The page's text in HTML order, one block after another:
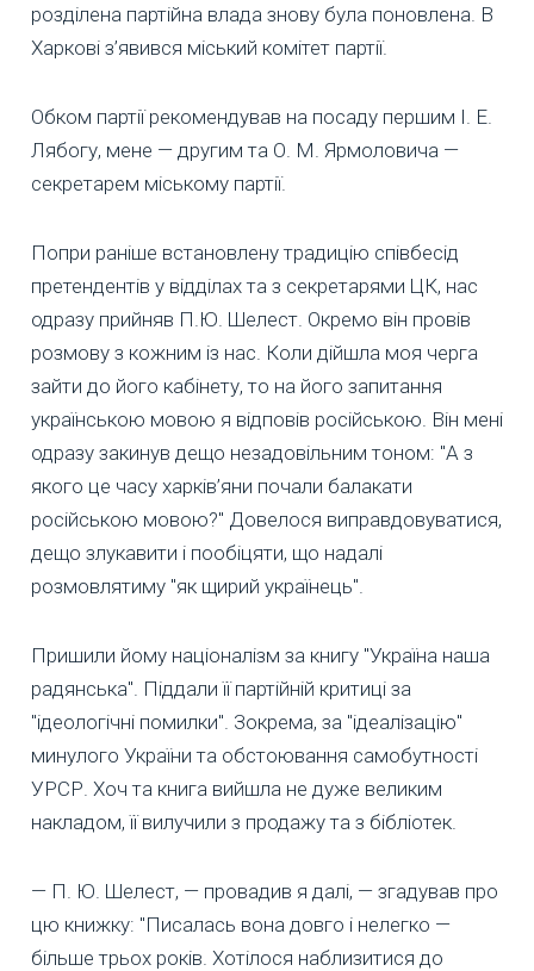
розділена партійна влада знову була поновлена. В
Харкові з’явився міський комітет партії.
Обком партії рекомендував на посаду першим І. Е.
Лябогу, мене — другим та О. М. Ярмоловича —
секретарем міському партії.
Попри раніше встановлену традицію співбесід
претендентів у відділах та з секретарями ЦК, нас
одразу прийняв П.Ю. Шелест. Окремо він провів
розмову з кожним із нас. Коли дійшла моя черга
зайти до його кабінету, то на його запитання
українською мовою я відповів російською. Він мені
одразу закинув дещо незадовільним тоном: "А з
якого це часу харків’яни почали балакати
російською мовою?" Довелося виправдовуватися,
дещо злукавити і пообіцяти, що надалі
розмовлятиму "як щирий українець".
Пришили йому націоналізм за книгу "Україна наша
радянська". Піддали її партійній критиці за
"ідеологічні помилки". Зокрема, за "ідеалізацію"
минулого України та обстоювання самобутності
УРСР. Хоч та книга вийшла не дуже великим
накладом, її вилучили з продажу та з бібліотек.
— П. Ю. Шелест, — провадив я далі, — згадував про
цю книжку: "Писалась вона довго і нелегко —
більше трьох років. Хотілося наблизитися до